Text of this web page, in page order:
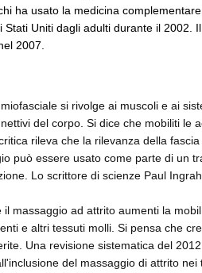
ha usato la medicina
Stati Uniti dagli adulti durante il 2002.
2007.
si rivolge ai muscoli e ai
del corpo. Si dice che mobiliti le
rileva che la rilevanza della
può essere usato come parte di un
Lo scrittore di scienze Paul
il massaggio ad attrito aumenti la
e altri tessuti molli. Si pensa che
Una revisione sistematica del
del massaggio di attrito